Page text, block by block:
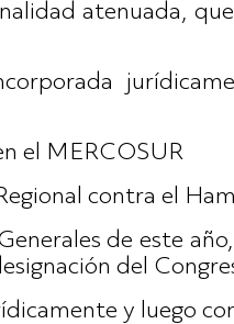
atenuada,
el MERCOSUR
contra el
de este
del
y luego